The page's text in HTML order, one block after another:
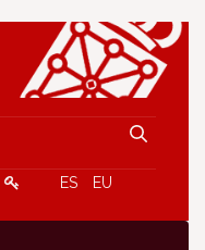
ES EU